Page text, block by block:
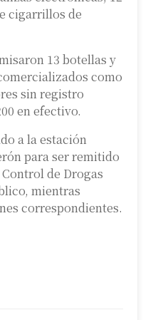
cigarrillos de
13 botellas y
como
sin registro
en efectivo.
a la estación
para ser remitido
de Drogas
mientras
correspondientes.